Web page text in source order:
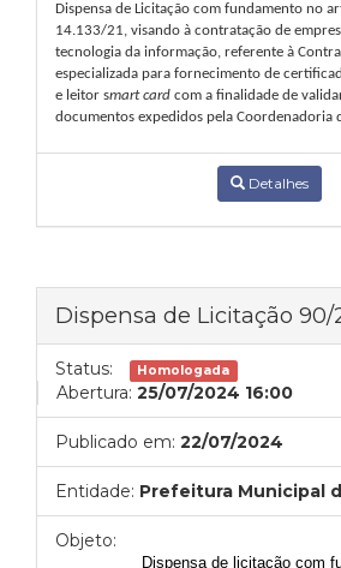
Dispensa de Licitação com fundamento no
14.133/21, visando à contratação de
tecnologia da informação, referente à
especializada para fornecimento de
e leitor smart card com a finalidade de
documentos expedidos pela Coordenadoria
Detalhes
Dispensa de Licitação 90/
Status: Homologada
Abertura: 25/07/2024 16:00
Publicado em: 22/07/2024
Entidade: Prefeitura Municipal
Objeto:
Dispensa de licitação com